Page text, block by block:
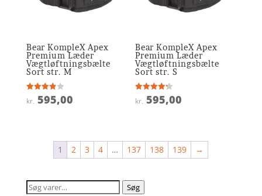
Bear KompleX Apex
Premium Læder
Vægtløftningsbælte
Sort str. M
Vurderet
3.9
kr. 595,00
Bear KompleX Apex
Premium Læder
Vægtløftningsbælte
Sort str. S
Vurderet
4.2
kr. 595,00
1 2 3 4 … 137 138 139 →
Søg
Søg